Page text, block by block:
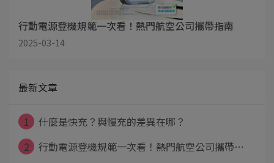
行動電源登機規範一次看！熱門航空公司攜帶指南
2025-03-14
最新文章
1
什麼是快充？與慢充的差異在哪？
2
行動電源登機規範一次看！熱門航空公司攜帶⋯